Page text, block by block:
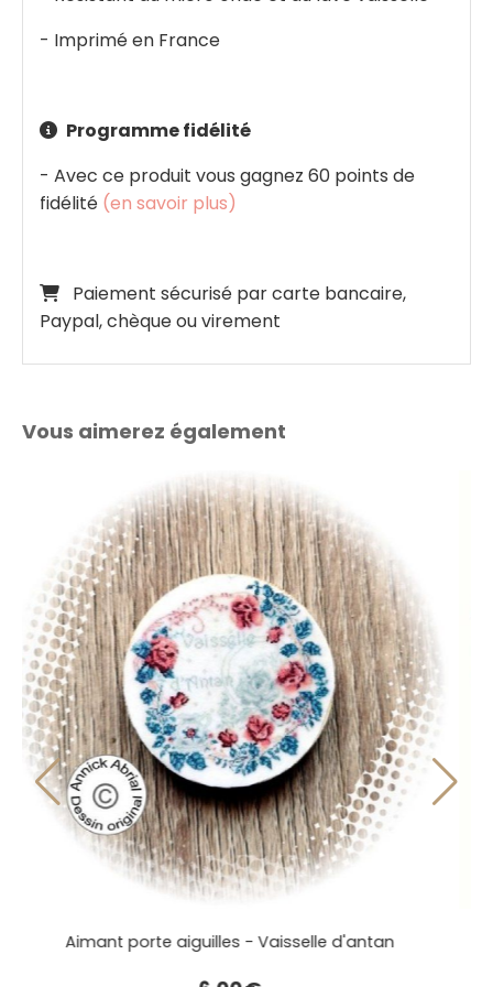
- Imprimé en France
 Programme fidélité
- Avec ce produit vous gagnez 60 points de
fidélité (en savoir plus)

Paiement sécurisé par carte bancaire,
Paypal, chèque ou virement
Vous aimerez également
Tri fils - Vaisselle d'antan